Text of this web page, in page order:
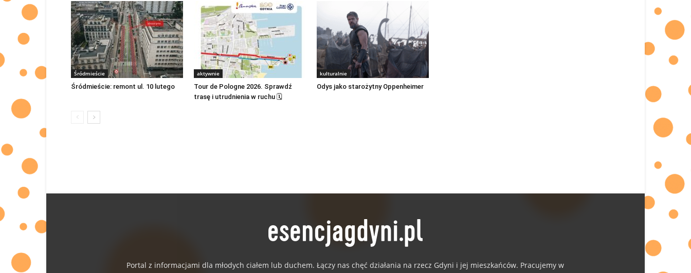
Śródmieście
Śródmieście: remont ul. 10 lutego
aktywnie
Tour de Pologne 2026. Sprawdź
trasę i utrudnienia w ruchu 🗓
kulturalnie
Odys jako starożytny Oppenheimer
Portal z informacjami dla młodych ciałem lub duchem. Łączy nas chęć działania na rzecz Gdyni i jej mieszkańców. Pracujemy w